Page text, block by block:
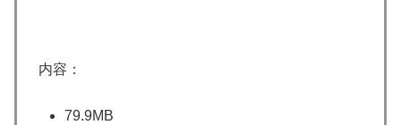
内容：
79.9MB